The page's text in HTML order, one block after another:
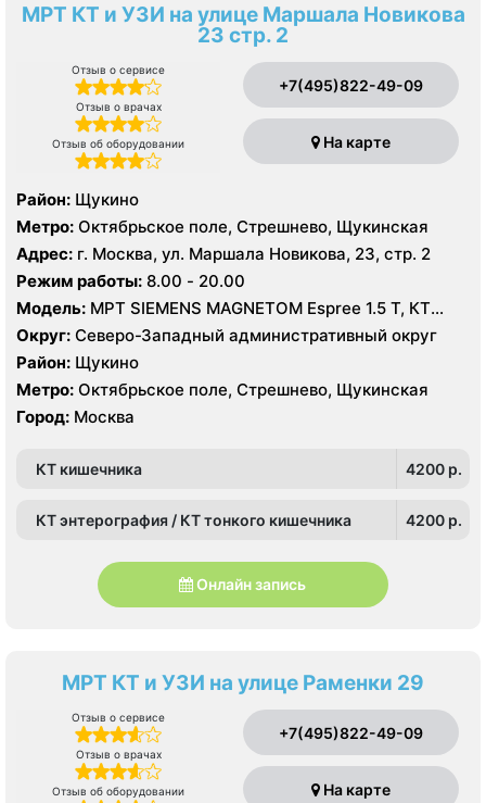
МРТ КТ и УЗИ на улице Маршала Новикова
23 стр. 2
Отзыв о сервисе
Отзыв о врачах
Отзыв об оборудовании
+7(495)822-49-09
На карте
Район: Щукино
Метро: Октябрьское поле, Стрешнево, Щукинская
Адрес: г. Москва, ул. Маршала Новикова, 23, стр. 2
Режим работы: 8.00 - 20.00
Модель: МРТ SIEMENS MAGNETOM Espree 1.5 Т, КТ
Toshiba Aquilion 64 среза, УЗИ Toshiba Aplio 500
Округ: Северо-Западный административный округ
Район: Щукино
Метро: Октябрьское поле, Стрешнево, Щукинская
Город: Москва
КТ кишечника 4200 p.
КТ энтерография / КТ тонкого кишечника 4200 p.
Онлайн запись
МРТ КТ и УЗИ на улице Раменки 29
Отзыв о сервисе
Отзыв о врачах
Отзыв об оборудовании
+7(495)822-49-09
На карте